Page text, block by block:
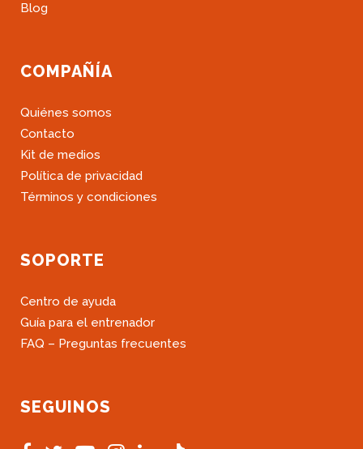
Blog
COMPAÑÍA
Quiénes somos
Contacto
Kit de medios
Política de privacidad
Términos y condiciones
SOPORTE
Centro de ayuda
Guía para el entrenador
FAQ – Preguntas frecuentes
SEGUINOS